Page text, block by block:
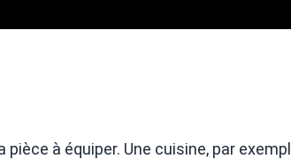
à équiper. Une cuisine, par